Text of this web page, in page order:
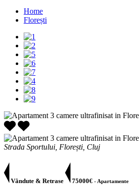
Home
Florești
Strada Sportului, Florești, Cluj
Vândute & Retrase 75000€ - Apartamente